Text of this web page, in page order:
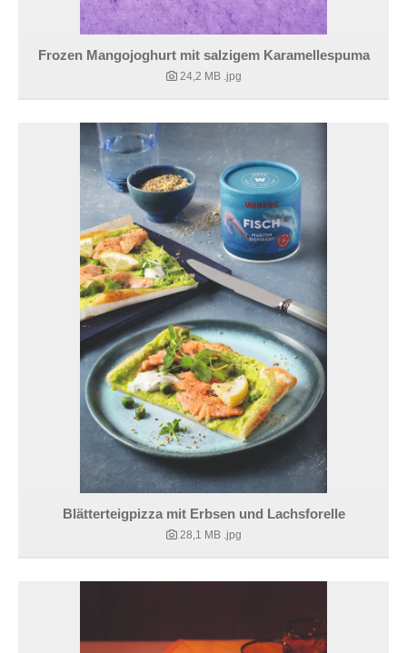
Frozen Mangojoghurt mit salzigem Karamellespuma
24,2 MB .jpg
Blätterteigpizza mit Erbsen und Lachsforelle
28,1 MB .jpg